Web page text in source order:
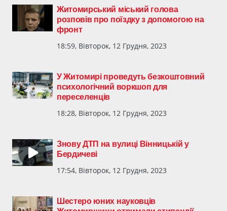
Житомирський міський голова
розповів про поїздку з допомогою на
фронт
18:59, Вівторок, 12 Грудня, 2023
У Житомирі проведуть безкоштовний
психологічний воркшоп для
переселенців
18:28, Вівторок, 12 Грудня, 2023
Знову ДТП на вулиці Вінницькій у
Бердичеві
17:54, Вівторок, 12 Грудня, 2023
Шестеро юних науковців